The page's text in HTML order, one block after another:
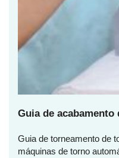
Guia de
Guia de torneamento de
máquinas de torno